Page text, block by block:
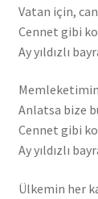
Vatan için,
Cennet gibi
Ay yıldızlı
Memleketimin
Anlatsa bize
Cennet gibi
Ay yıldızlı
Ülkemin her